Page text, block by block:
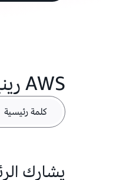
AWS رينيفينت 2025
كلمة رئيسية
يشارك